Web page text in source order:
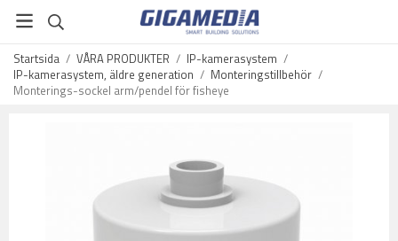
Startsida / VÅRA PRODUKTER / IP-kamerasystem /
IP-kamerasystem, äldre generation / Monteringstillbehör /
Monterings-sockel arm/pendel för fisheye